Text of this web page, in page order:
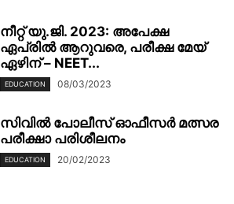
നീറ്റ് യു.ജി. 2023: അപേക്ഷ
ഏപ്രിൽ ആറുവരെ, പരീക്ഷ മേയ്
ഏഴിന് – NEET...
EDUCATION 08/03/2023
സിവിൽ പോലീസ് ഓഫീസർ മത്സര
പരീക്ഷാ പരിശീലനം
EDUCATION 20/02/2023